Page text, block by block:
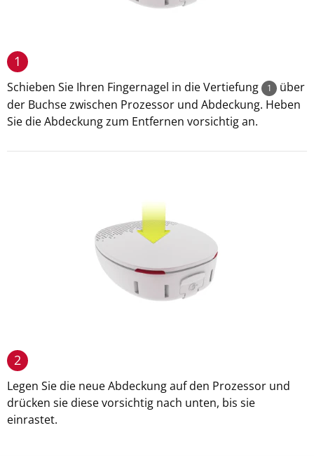
1
Schieben Sie Ihren Fingernagel in die Vertiefung 1
über
der Buchse zwischen Prozessor und Abdeckung. Heben
Sie die Abdeckung zum Entfernen vorsichtig an.
2
Legen Sie die neue Abdeckung auf den Prozessor und
drücken sie diese vorsichtig nach unten, bis sie
einrastet.